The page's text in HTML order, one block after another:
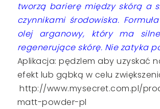
tworzą barierę między skórą a
czynnikami środowiska.
olej arganowy, który ma silne
regenerujące skórę. Nie zatyka
Aplikacja: pędzlem aby uzyskać
efekt lub gąbką w celu
http://www.mysecret.com.pl/
matt-powder-pl